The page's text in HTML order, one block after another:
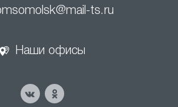
ts.ru
Наши офисы